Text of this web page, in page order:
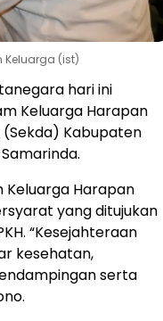
Keluarga (ist)
hari ini
Keluarga Harapan
(Sekda) Kabupaten
Keluarga Harapan
yang ditujukan
“Kesejahteraan
kesehatan,
serta